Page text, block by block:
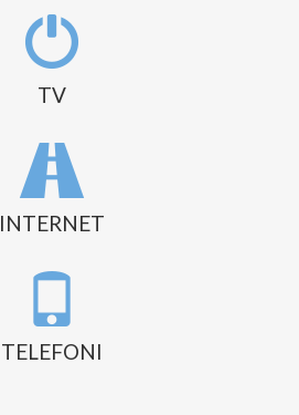
TV
INTERNET
TELEFONI